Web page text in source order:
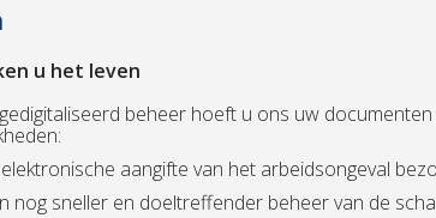
u het leven
beheer hoeft u ons uw
aangifte van het arbeidsongeval
nog sneller en doeltreffender beheer van de